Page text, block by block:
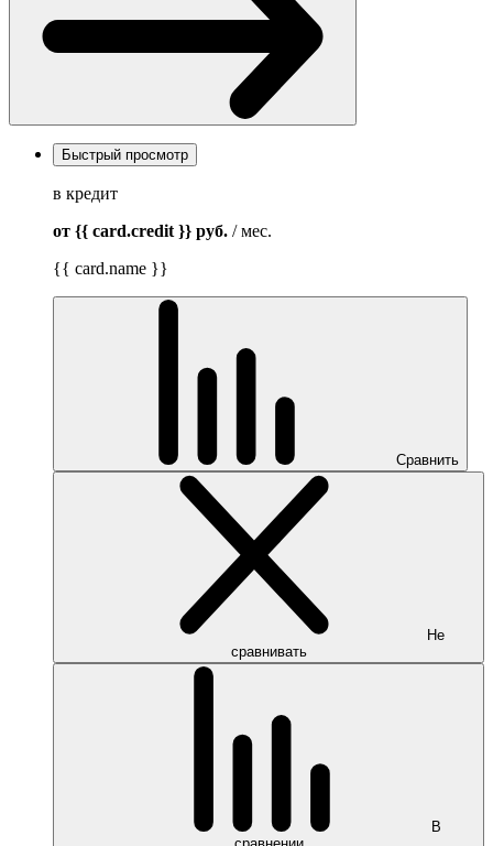
Быстрый просмотр
в кредит
от {{ card.credit }} руб. / мес.
{{ card.name }}
Сравнить
Не
сравнивать
В